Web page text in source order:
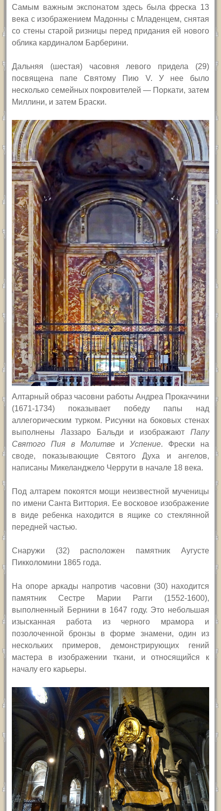
Самым важным экспонатом здесь была фреска 13
века с изображением Мадонны с Младенцем, снятая
со стены старой ризницы перед придания ей нового
облика кардиналом Барберини.
Дальняя (шестая) часовня левого придела (29)
посвящена папе Святому Пию V. У нее было
несколько семейных покровителей — Поркати, затем
Миллини, и затем Браски.
Алтарный образ часовни работы Андреа Прокаччини
(1671-1734) показывает победу папы над
аллегорическим турком. Рисунки на боковых стенах
выполнены Лаззаро Бальди и изображают Папу
Святого Пия в МолитвеиУспение. Фрески на
своде, показывающие Святого Духа и ангелов,
написаны Микеланджело Черрути в начале 18 века.
Под алтарем покоятся мощи неизвестной мученицы
по имени Санта Виттория. Ее восковое изображение
в виде ребенка находится в ящике со стеклянной
передней частью.
Снаружи (32) расположен памятник Аугусте
Пикколомини 1865 года.
На опоре аркады напротив часовни (30) находится
памятник Сестре Марии Рагги (1552-1600),
выполненный Бернини в 1647 году. Это небольшая
изысканная работа из черного мрамора и
позолоченной бронзы в форме знамени, один из
нескольких примеров, демонстрирующих гений
мастера в изображении ткани, и относящийся к
началу его карьеры.